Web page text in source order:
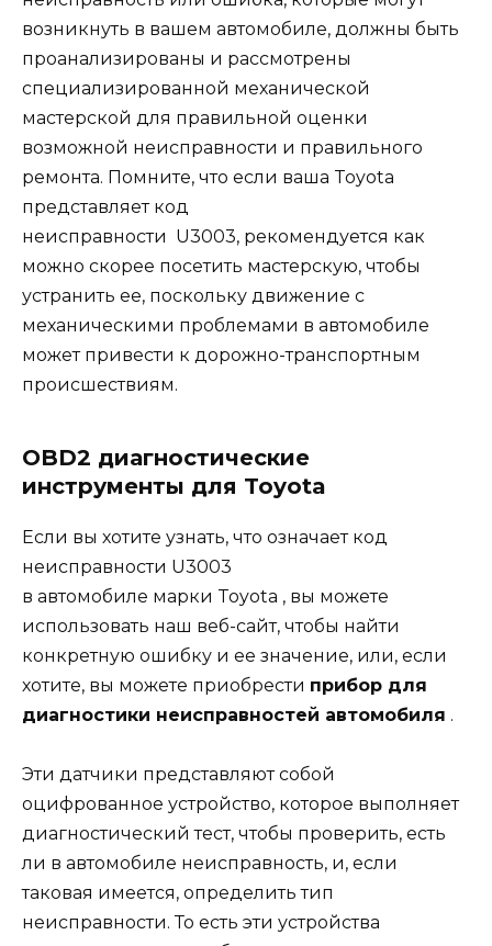
возникнуть в вашем автомобиле, должны быть
проанализированы и рассмотрены
специализированной механической
мастерской для правильной оценки
возможной неисправности и правильного
ремонта. Помните, что если ваша Toyota
представляет код
неисправности U3003, рекомендуется как
можно скорее посетить мастерскую, чтобы
устранить ее, поскольку движение с
механическими проблемами в автомобиле
может привести к дорожно-транспортным
происшествиям.
OBD2 диагностические
инструменты для Toyota
Если вы хотите узнать, что означает код
неисправности U3003
в автомобиле марки Toyota , вы можете
использовать наш веб-сайт, чтобы найти
конкретную ошибку и ее значение, или, если
хотите, вы можете приобрести прибор для
диагностики неисправностей автомобиля .
Эти датчики представляют собой
оцифрованное устройство, которое выполняет
диагностический тест, чтобы проверить, есть
ли в автомобиле неисправность, и, если
таковая имеется, определить тип
неисправности. То есть эти устройства